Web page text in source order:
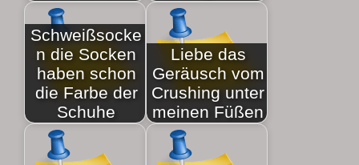
Schweißsocke
n die Socken
haben schon
die Farbe der
Schuhe
Liebe das
Geräusch vom
Crushing unter
meinen Füßen